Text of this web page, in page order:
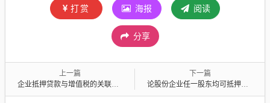
打赏 海报 阅读
分享
上一篇
企业抵押贷款与增值税的关联及影响
下一篇
论股份企业任一股东均可抵押贷款的可行性与影响